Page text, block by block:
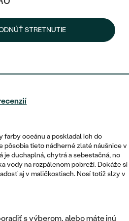
PRSTEŇA A
STRETNUTIE
%
Možnosti doručenia
oceánu a poskladal ich do
pôsobia tieto nádherné zlaté náušnice v
je duchaplná, chytrá a sebestačná, no
vody na rozpálenom pobreží. Dokáže si
aj v maličkostiach. Nosí totiž slzy v
s výberom, alebo máte inú